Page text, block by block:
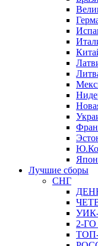
Лучшие сборы
СНГ
2-